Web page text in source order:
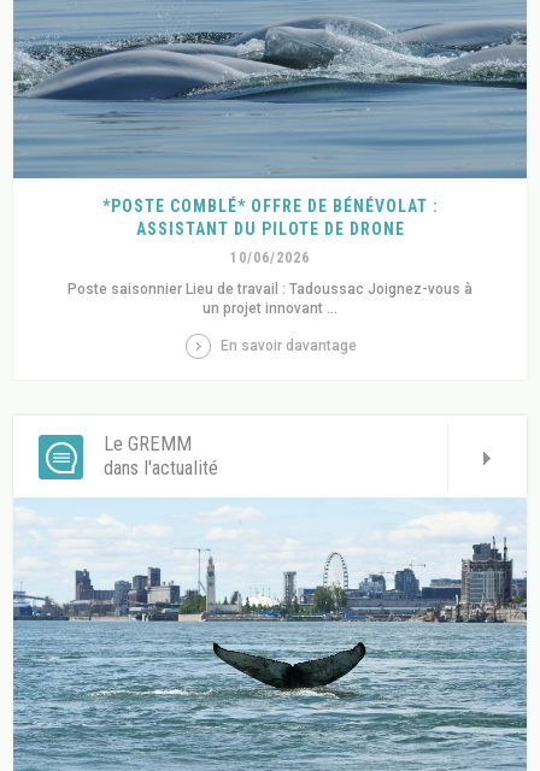
*POSTE COMBLÉ* OFFRE DE BÉNÉVOLAT :
ASSISTANT DU PILOTE DE DRONE
10/06/2026
Poste saisonnier Lieu de travail : Tadoussac Joignez-vous à
un projet innovant ...
En savoir davantage
Le GREMM
dans l'actualité